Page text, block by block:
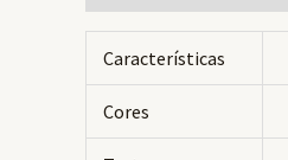
Características
Cores